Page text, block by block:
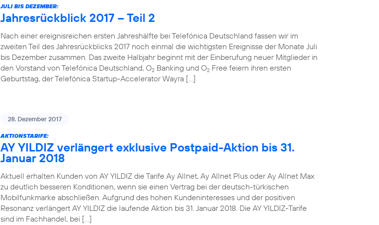
JULI BIS DEZEMBER:
Jahresrückblick 2017 – Teil 2
Nach einer ereignisreichen ersten Jahreshälfte bei Telefónica Deutschland fassen wir im
zweiten Teil des Jahresrückblicks 2017 noch einmal die wichtigsten Ereignisse der Monate Juli
bis Dezember zusammen. Das zweite Halbjahr beginnt mit der Einberufung neuer Mitglieder in
den Vorstand von Telefónica Deutschland, O2 Banking und O2 Free feiern ihren ersten
Geburtstag, der Telefónica Startup-Accelerator Wayra […]
28. Dezember 2017
AKTIONSTARIFE:
AY YILDIZ verlängert exklusive Postpaid-Aktion bis 31.
Januar 2018
Aktuell erhalten Kunden von AY YILDIZ die Tarife Ay Allnet, Ay Allnet Plus oder Ay Allnet Max
zu deutlich besseren Konditionen, wenn sie einen Vertrag bei der deutsch-türkischen
Mobilfunkmarke abschließen. Aufgrund des hohen Kundeninteresses und der positiven
Resonanz verlängert AY YILDIZ die laufende Aktion bis 31. Januar 2018. Die AY YILDIZ-Tarife
sind im Fachhandel, bei […]